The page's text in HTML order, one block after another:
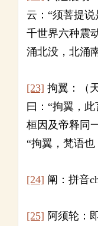
云：“须菩提
千世界六种震
涌北没，北涌
[23] 拘翼：（
曰：“拘翼，
桓因及帝释同
“拘翼，梵语
[24] 阐：拼音
[25] 阿须轮：